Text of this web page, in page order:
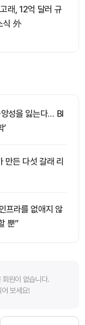
래, 12억 달러 규
식 外
성을 잃는다… BI
’
만든 다섯 갈래 리
프라를 없애지 않
뿐”
원이 없습니다.
보세요!